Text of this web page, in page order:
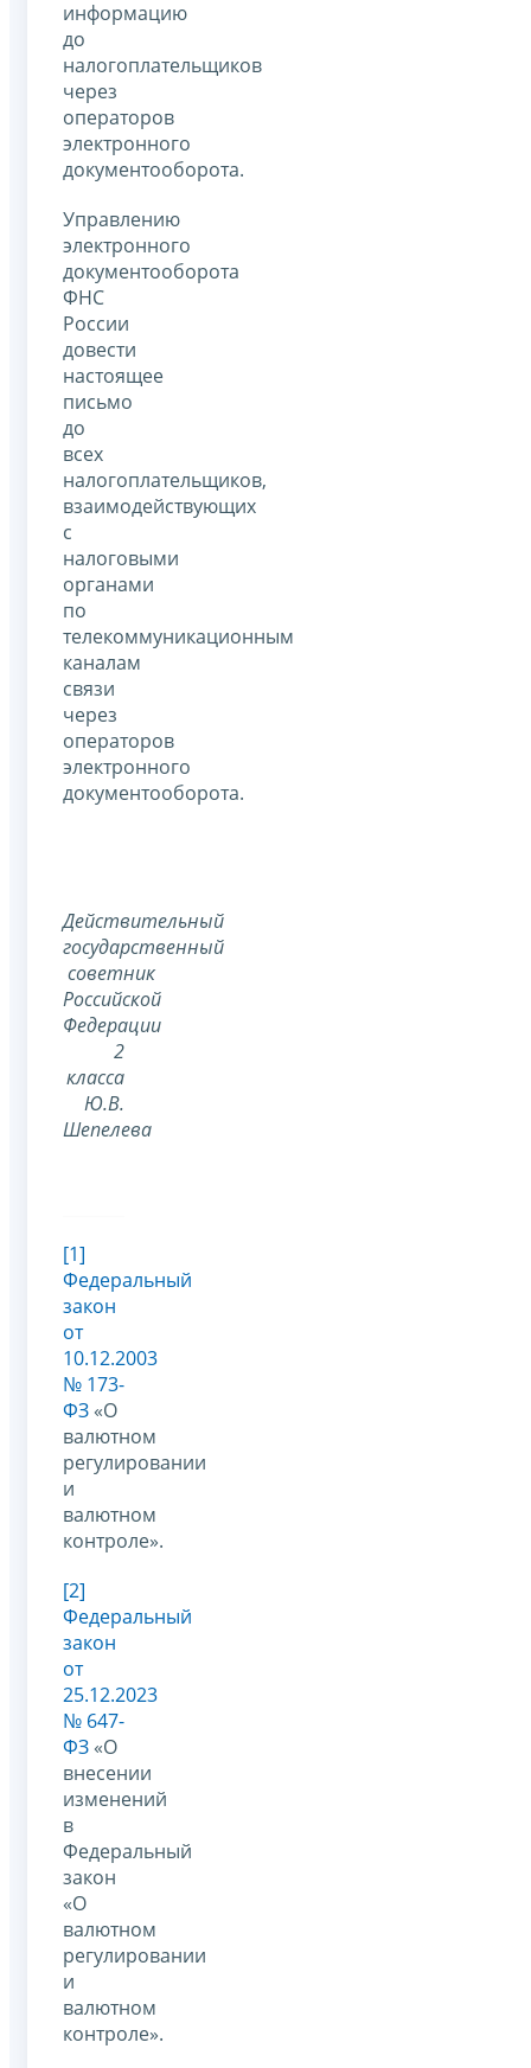
информацию
до
налогоплательщиков
через
операторов
электронного
документооборота.
Управлению
электронного
документооборота
ФНС
России
довести
настоящее
письмо
до
всех
налогоплательщиков,
взаимодействующих
с
налоговыми
органами
по
телекоммуникационным
каналам
связи
через
операторов
электронного
документооборота.
Действительный
государственный
советник
Российской
Федерации
2
класса
Ю.В.
Шепелева
[1]
Федеральный
закон
от
10.12.2003
№ 173-
ФЗ «О
валютном
регулировании
и
валютном
контроле».
[2]
Федеральный
закон
от
25.12.2023
№ 647-
ФЗ «О
внесении
изменений
в
Федеральный
закон
«О
валютном
регулировании
и
валютном
контроле».